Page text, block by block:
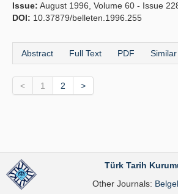
Issue: August 1996, Volume 60 - Issue
DOI: 10.37879/belleten.1996.255
Abstract Full Text PDF
< 1 2 >
Türk Tarih
Other Journals: